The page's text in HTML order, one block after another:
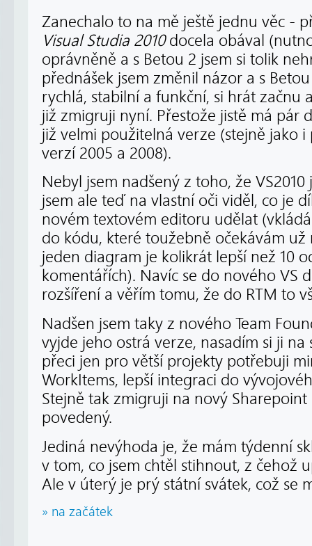
Zanechalo to na mě ještě jednu věc -
Visual Studia 2010docela obával
oprávněně a s Betou 2 jsem si tolik
přednášek jsem změnil názor a s
rychlá, stabilní a funkční, si hrát začnu
již zmigruji nyní. Přestože jistě má pár
již velmi použitelná verze (stejně jako
verzí 2005 a 2008).
Nebyl jsem nadšený z toho, že VS2010
jsem ale teď na vlastní oči viděl, co je
novém textovém editoru udělat
do kódu, které toužebně očekávám
jeden diagram je kolikrát lepší než 10
komentářích). Navíc se do nového VS
rozšíření a věřím tomu, že do RTM to
Nadšen jsem taky z nového Team
vyjde jeho ostrá verze, nasadím si ji na
přeci jen pro větší projekty potřebuji
WorkItems, lepší integraci do
Stejně tak zmigruji na nový Sharepoint
povedený.
Jediná nevýhoda je, že mám týdenní
v tom, co jsem chtěl stihnout, z čehož
Ale v úterý je prý státní svátek, což se
» na začátek